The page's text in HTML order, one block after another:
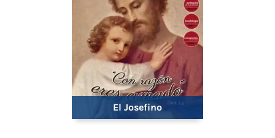
El Josefino